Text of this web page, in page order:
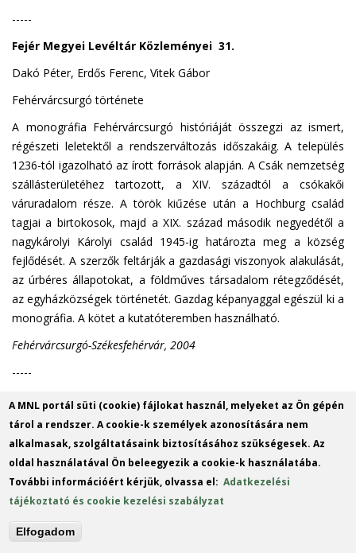
-----
Fejér Megyei Levéltár Közleményei 31.
Dakó Péter, Erdős Ferenc, Vitek Gábor
Fehérvárcsurgó története
A monográfia Fehérvárcsurgó históriáját összegzi az ismert,
régészeti leletektől a rendszerváltozás időszakáig. A település
1236-tól igazolható az írott források alapján. A Csák nemzetség
szállásterületéhez tartozott, a XIV. századtól a csókakői
váruradalom része. A török kiűzése után a Hochburg család
tagjai a birtokosok, majd a XIX. század második negyedétől a
nagykárolyi Károlyi család 1945-ig határozta meg a község
fejlődését. A szerzők feltárják a gazdasági viszonyok alakulását,
az úrbéres állapotokat, a földműves társadalom rétegződését,
az egyházközségek történetét. Gazdag képanyaggal egészül ki a
monográfia. A kötet a kutatóteremben használható.
Fehérvárcsurgó-Székesfehérvár, 2004
-----
Fejér Megyei Levéltár Közleményei 32.
Seidel Ignác
A csókakő-móri uradalom történéseinek és eseményeinek
Seidel Ignác (1797-1881) Lamberg Teréz grófnő birtokainak
jószágkormányzója nyugállományba vonulását követően, 1870-
ben kezdte meg a csókakő-móri uradalom történetére
A MNL portál süti (cookie) fájlokat használ, melyeket az Ön gépén
tárol a rendszer. A cookie-k személyek azonosítására nem
alkalmasak, szolgáltatásaink biztosításához szükségesek. Az
oldal használatával Ön beleegyezik a cookie-k használatába.
További információért kérjük, olvassa el:Adatkezelési
tájékoztató és cookie kezelési szabályzat
Elfogadom